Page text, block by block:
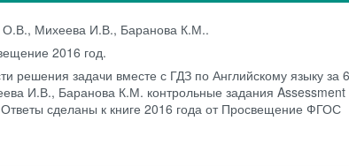
Михеева И.В., Баранова К.М..
2016 год.
решения задачи вместе с ГДЗ по Английскому языку за
И.В., Баранова К.М. контрольные задания Assessment
сделаны к книге 2016 года от Просвещение ФГОС